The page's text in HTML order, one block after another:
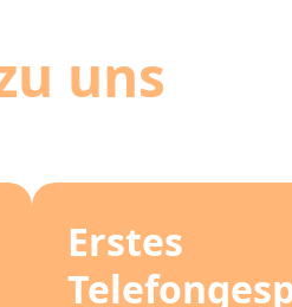
uns
Erstes